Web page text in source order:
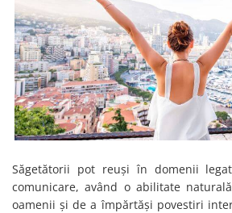
Săgetătorii pot reuși în domenii
comunicare, având o abilitate
oamenii și de a împărtăși povestiri